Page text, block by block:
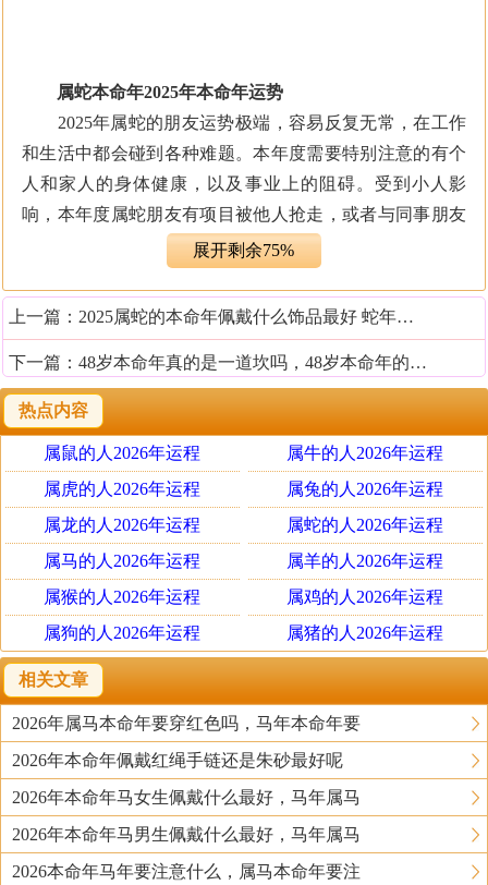
属蛇本命年2025年本命年运势
2025年属蛇的朋友运势极端，容易反复无常，在工作
和生活中都会碰到各种难题。本年度需要特别注意的有个
人和家人的身体健康，以及事业上的阻碍。受到小人影
响，本年度属蛇朋友有项目被他人抢走，或者与同事朋友
反目，合同出现问题等可能。在健康方面，自己或家人有
由此可见，在2025年年里，属蛇人可谓如履薄冰，每
一步都走的很艰辛，有很多忌讳和注意事项一定要遵守，
建议属蛇人在2025年，不妨按照传统民俗奉请一件“易明居
吴遂保岁吉宏锦盒”摆放于床头柜，吴遂乃蛇年太岁将军，
寓意期盼全年平平安安，如意顺遂;同时可佩戴一根“易明
居三合护禄红吉宏腰带”作为蛇年的吉祥饰物，寓意蛇年鸿
运加身、好运常伴，福运连连。
2025年属蛇人的忌讳和注意事项
1、 口无遮拦
属蛇的人平时看似很稳重，但其实只是个性沉默，他
们的内心也有很多繁杂的心声。在踏入2025年，受到外界
复杂的人和事影响，再加上凶星作祟，很多人会控制不住
自己的情绪，容易在语言上得罪他人，会发生于同事发生
争吵，得罪领导等情况。在家庭中，也会和爱人、长辈闹
矛盾。
为了避免事态进一步扩大，建议大家在生活中一定要
展开剩余75%
上一篇： 2025属蛇的本命年佩戴什么饰品最好 蛇年本命年开运吉祥物
下一篇： 48岁本命年真的是一道坎吗，48岁本命年的大忌
热点内容
属鼠的人2026年运程
属牛的人2026年运程
属虎的人2026年运程
属兔的人2026年运程
属龙的人2026年运程
属蛇的人2026年运程
属马的人2026年运程
属羊的人2026年运程
属猴的人2026年运程
属鸡的人2026年运程
属狗的人2026年运程
属猪的人2026年运程
相关文章
2026年属马本命年要穿红色吗，马年本命年要
2026年本命年佩戴红绳手链还是朱砂最好呢
2026年本命年马女生佩戴什么最好，马年属马
2026年本命年马男生佩戴什么最好，马年属马
2026本命年马年要注意什么，属马本命年要注